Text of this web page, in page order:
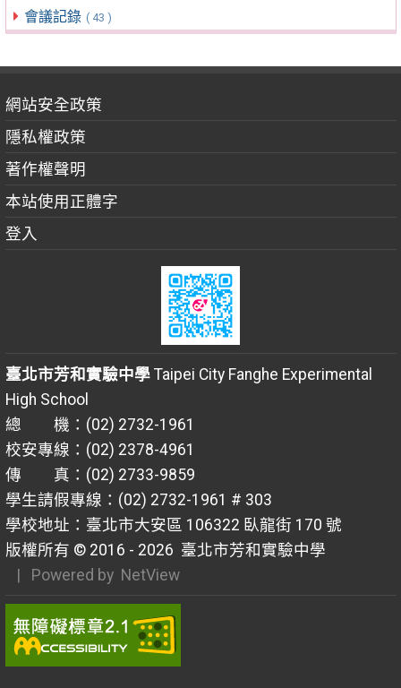
會議記錄 ( 43 )
網站安全政策
隱私權政策
著作權聲明
本站使用正體字
登入
臺北市芳和實驗中學Taipei City Fanghe Experimental
High School
總 機：(02) 2732-1961
校安專線：(02) 2378-4961
傳 真：(02) 2733-9859
學生請假專線：(02) 2732-1961 # 303
學校地址：臺北市大安區 106322 臥龍街 170 號
版權所有 © 2016 - 2026 臺北市芳和實驗中學
| Powered by NetView